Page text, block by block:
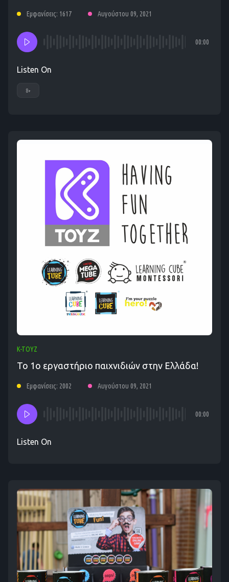
Εμφανίσεις: 1617 Αυγούστου 09, 2021
00:00
Listen On
8+
K-TOYZ
Το 1ο εργαστήριο παιχνιδιών στην Ελλάδα!
Εμφανίσεις: 2002 Αυγούστου 09, 2021
00:00
Listen On